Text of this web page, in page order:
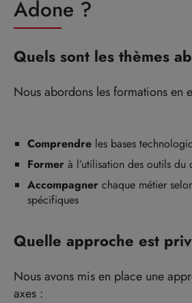
Adone ?
Quels sont les thèmes
Nous abordons les formations en
Comprendre les bases
Former à l’utilisation des outils du
Accompagner chaque métier
spécifiques
Quelle approche est
Nous avons mis en place une
axes :